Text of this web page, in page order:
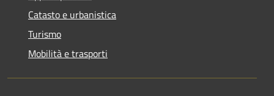
Catasto e urbanistica
Turismo
Mobilità e trasporti